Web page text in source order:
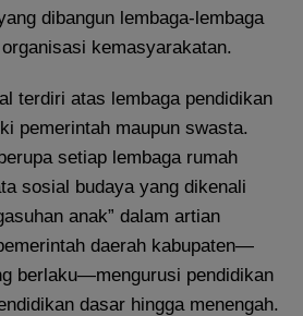
dibangun lembaga-lembaga
kemasyarakatan.
terdiri atas lembaga pendidikan
pemerintah maupun swasta.
setiap lembaga rumah
sosial budaya yang dikenali
anak” dalam artian
daerah kabupaten—
berlaku—mengurusi pendidikan
dasar hingga menengah.